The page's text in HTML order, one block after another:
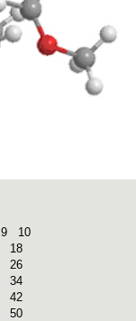
9
10
18
26
34
42
50